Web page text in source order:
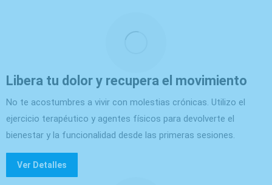
Libera tu dolor y recupera el movimiento
No te acostumbres a vivir con molestias crónicas. Utilizo el
ejercicio terapéutico y agentes físicos para devolverte el
bienestar y la funcionalidad desde las primeras sesiones.
Ver Detalles